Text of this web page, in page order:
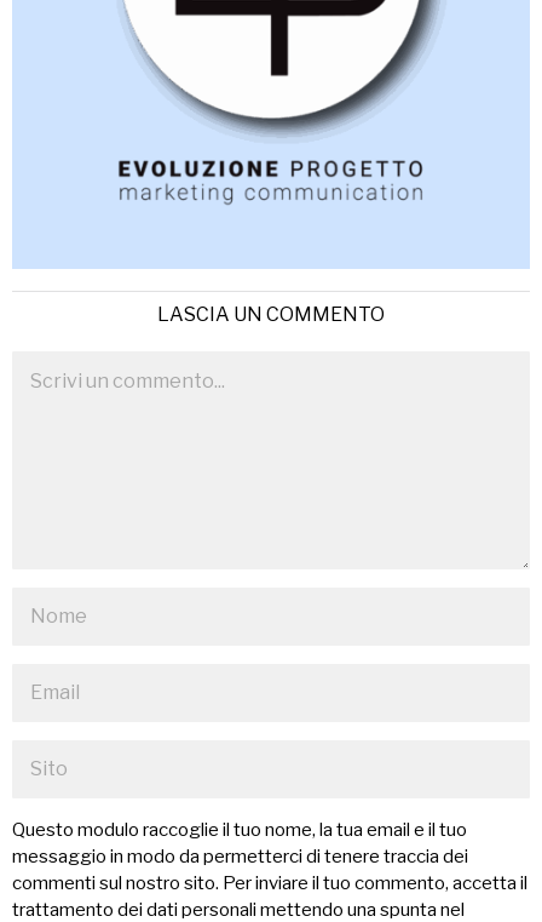
LASCIA UN COMMENTO
Questo modulo raccoglie il tuo nome, la tua email e il tuo
messaggio in modo da permetterci di tenere traccia dei
commenti sul nostro sito. Per inviare il tuo commento, accetta il
trattamento dei dati personali mettendo una spunta nel